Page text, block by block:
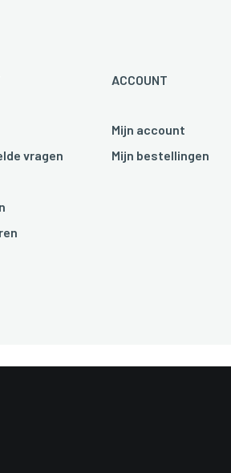
vragen
ACCOUNT
Mijn account
Mijn bestellingen